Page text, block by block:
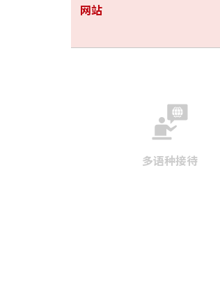
网站
多语种接待